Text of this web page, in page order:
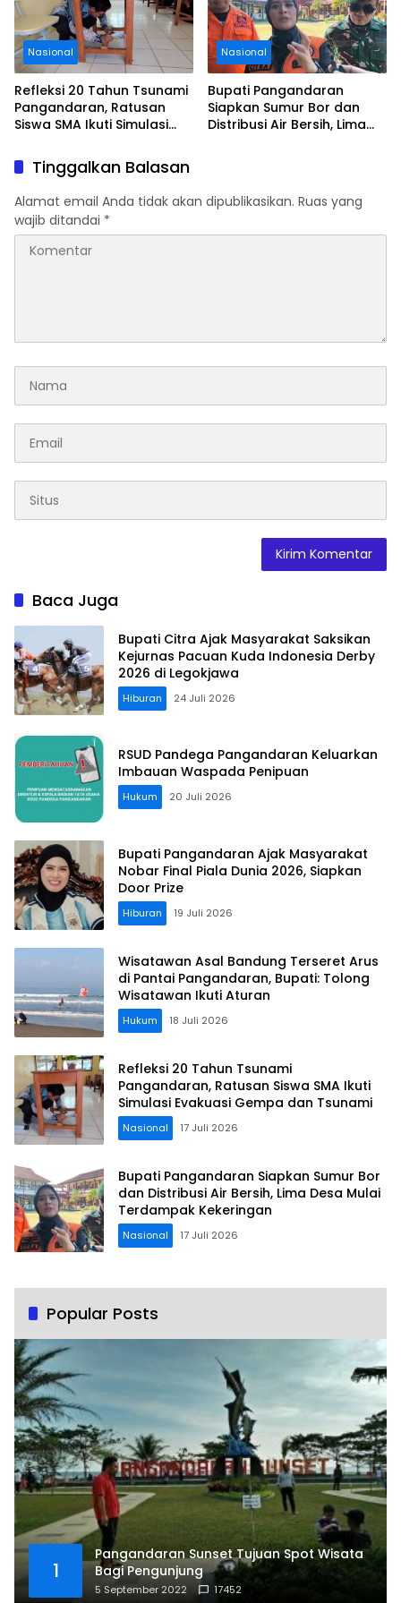
Nasional
Refleksi 20 Tahun Tsunami
Pangandaran, Ratusan
Siswa SMA Ikuti Simulasi
Tsunami
Nasional
Bupati Pangandaran
Siapkan Sumur Bor dan
Distribusi Air Bersih, Lima
Tinggalkan Balasan
Alamat email Anda tidak akan dipublikasikan. Ruas yang
wajib ditandai *
Baca Juga
Bupati Citra Ajak Masyarakat Saksikan
Kejurnas Pacuan Kuda Indonesia Derby
2026 di Legokjawa
Hiburan 24 Juli 2026
RSUD Pandega Pangandaran Keluarkan
Imbauan Waspada Penipuan
Hukum 20 Juli 2026
Bupati Pangandaran Ajak Masyarakat
Nobar Final Piala Dunia 2026, Siapkan
Door Prize
Hiburan 19 Juli 2026
Wisatawan Asal Bandung Terseret Arus
di Pantai Pangandaran, Bupati: Tolong
Wisatawan Ikuti Aturan
Hukum 18 Juli 2026
Refleksi 20 Tahun Tsunami
Pangandaran, Ratusan Siswa SMA Ikuti
Simulasi Evakuasi Gempa dan Tsunami
Nasional 17 Juli 2026
Bupati Pangandaran Siapkan Sumur Bor
dan Distribusi Air Bersih, Lima Desa Mulai
Terdampak Kekeringan
Nasional 17 Juli 2026
Popular Posts
1
Pangandaran Sunset Tujuan Spot Wisata
Bagi Pengunjung
5 September 2022 17452